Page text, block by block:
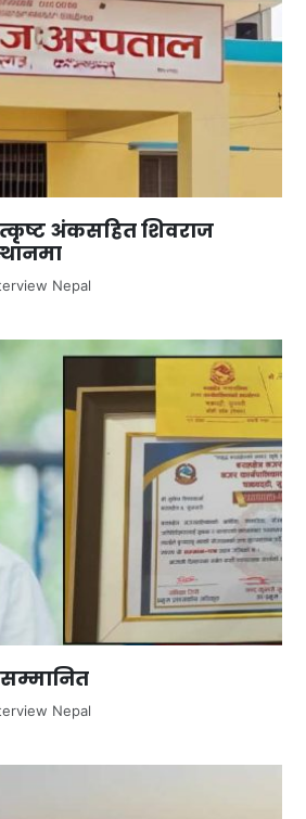
अंकसहित शिवराज
Nepal
सम्मानित
Nepal